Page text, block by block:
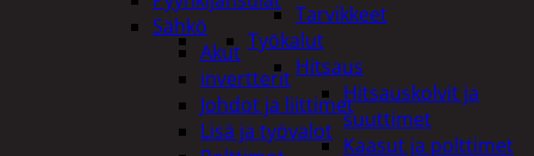
Tarvikkeet
Työkalut
Hitsaus
Hitsauskolvit ja
suuttimet
Kaasut ja polttimet
Sähkö
Akut
invertterit
Johdot ja liittimet
Lisä ja työvalot